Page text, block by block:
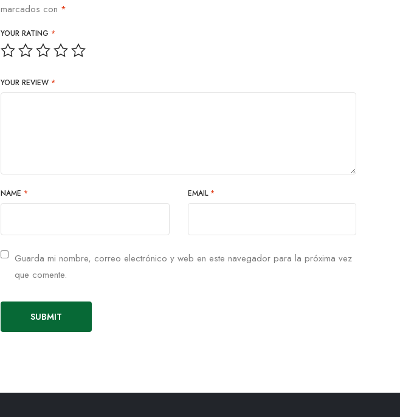
marcados con *
YOUR RATING *
YOUR REVIEW *
NAME * EMAIL *
Guarda mi nombre, correo electrónico y web en este navegador para la próxima vez
que comente.